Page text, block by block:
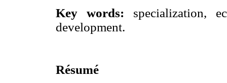
Key words: specialization,
development.
Résumé